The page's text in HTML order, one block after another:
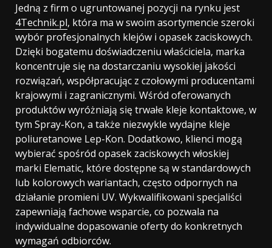
Jedną z firm o ugruntowanej pozycji na rynku jest
4Technik.pl, która ma w swoim asortymencie szeroki
wybór profesjonalnych klejów i opasek zaciskowych.
Dzięki bogatemu doświadczeniu właściciela, marka
koncentruje się na dostarczaniu wysokiej jakości
rozwiązań, współpracując z czołowymi producentami
krajowymi i zagranicznymi. Wśród oferowanych
produktów wyróżniają się trwałe kleje kontaktowe, w
tym Spray-Kon, a także niezwykle wydajne kleje
poliuretanowe Lep-Kon. Dodatkowo, klienci mogą
wybierać spośród opasek zaciskowych włoskiej
marki Elematic, które dostępne są w standardowych
lub kolorowych wariantach, często odpornych na
działanie promieni UV. Wykwalifikowani specjaliści
zapewniają fachowe wsparcie, co pozwala na
indywidualne dopasowanie oferty do konkretnych
wymagań odbiorców.